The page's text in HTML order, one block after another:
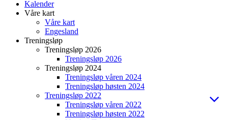
Kalender
Våre kart
Våre kart
Engesland
Treningsløp
Treningsløp 2026
Treningsløp 2026
Treningsløp 2024
Treningsløp våren 2024
Treningsløp høsten 2024
Treningsløp 2022
Treningsløp våren 2022
Treningsløp høsten 2022